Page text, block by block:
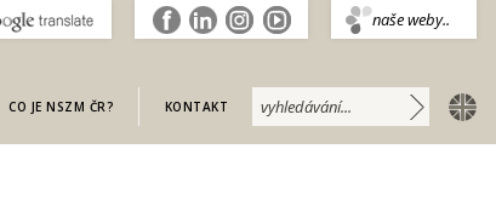
naše weby..
CO JE NSZM ČR? KONTAKT english